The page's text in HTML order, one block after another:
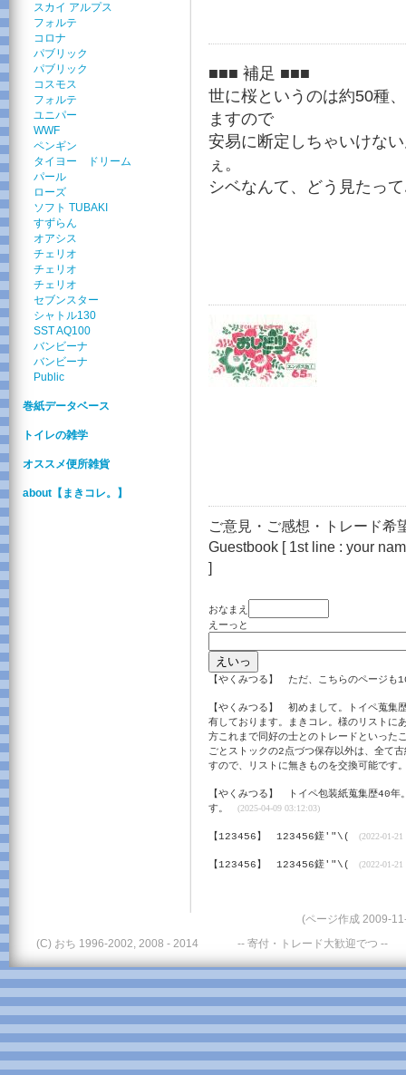
スカイ アルプス
フォルテ
コロナ
パブリック
パブリック
コスモス
フォルテ
ユニパー
WWF
ペンギン
タイヨー ドリーム
パール
ローズ
ソフト TUBAKI
すずらん
オアシス
チェリオ
チェリオ
チェリオ
セブンスター
シャトル130
SST AQ100
バンビーナ
バンビーナ
Public
巻紙データベース
トイレの雑学
オススメ便所雑貨
about【まきコレ。】
■■■ 補足 ■■■
世に桜というのは約50種
ますので
安易に断定しちゃいけな
ぇ。
シベなんて、どう見たって
ご意見・ご感想・トレード
Guestbook [ 1st line : your
]
おなまえ
えーっと
【やくみつる】 ただ、こちらのページも
【やくみつる】 初めまして。トイペ蒐集
有しております。まきコレ。様のリスト
方これまで同好の士とのトレードといった
ごとストックの2点づつ保存以外は、全て
すので、リストに無きものを交換可能です
【やくみつる】
トイペ包装紙蒐集歴40
す。
(2025-04-09 03:12:03)
【123456】 123456鎈'"\( (2022-01-21
【123456】 123456鎈'"\( (2022-01-21
(ページ作成 2009-
(C) おち 1996-2002, 2008 - 2014
-- 寄付・トレード大歓迎でつ --